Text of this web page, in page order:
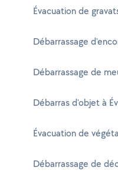
Évacuation de
Débarrassage
Débarrassage de
Débarras d'objet à
Évacuation de
Débarrassage de